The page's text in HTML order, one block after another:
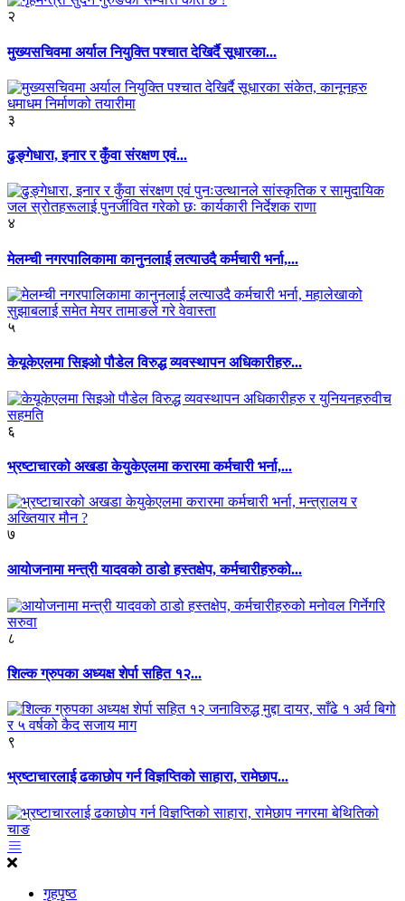
२
मुख्यसचिवमा अर्याल नियुक्ति पश्चात देखिर्दै सूधारका...
३
ढुङ्गेधारा, इनार र कुँवा संरक्षण एवं...
४
मेलम्ची नगरपालिकामा कानुनलाई लत्याउदै कर्मचारी भर्ना,...
५
केयूकेएलमा सिइओ पौडेल विरुद्ध व्यवस्थापन अधिकारीहरु...
६
भ्रष्टाचारको अखडा केयुकेएलमा करारमा कर्मचारी भर्ना,...
७
आयोजनामा मन्त्री यादवको ठाडो हस्तक्षेप, कर्मचारीहरुको...
८
शिल्क ग्रुपका अध्यक्ष शेर्पा सहित १२...
९
भ्रष्टाचारलाई ढकाछोप गर्न विज्ञप्तिको साहारा, रामेछाप...
गृहपृष्ठ